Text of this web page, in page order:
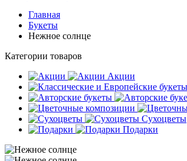
Главная
Букеты
Нежное солнце
Категории товаров
Акции
Сухоцветы
Подарки